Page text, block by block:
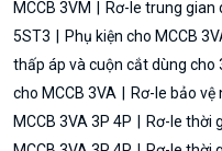
MCCB 3VM
Rơ-le trung gian
5ST3
Phụ kiện cho MCCB
thấp áp và cuộn cắt dùng cho
cho MCCB 3VA
Rơ-le bảo vệ
MCCB 3VA 3P 4P
Rơ-le thời